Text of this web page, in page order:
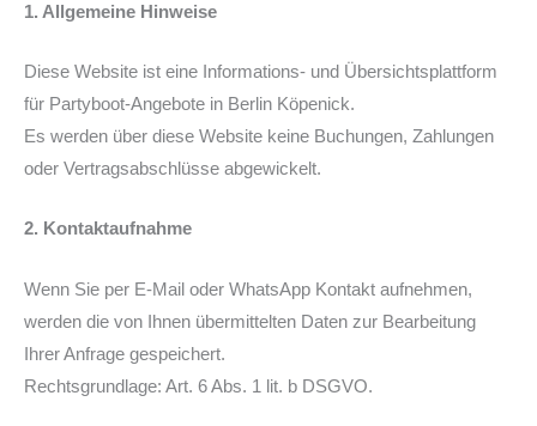
1. Allgemeine Hinweise
Diese Website ist eine Informations- und Übersichtsplattform
für Partyboot-Angebote in Berlin Köpenick.
Es werden über diese Website keine Buchungen, Zahlungen
oder Vertragsabschlüsse abgewickelt.
2. Kontaktaufnahme
Wenn Sie per E-Mail oder WhatsApp Kontakt aufnehmen,
werden die von Ihnen übermittelten Daten zur Bearbeitung
Ihrer Anfrage gespeichert.
Rechtsgrundlage: Art. 6 Abs. 1 lit. b DSGVO.